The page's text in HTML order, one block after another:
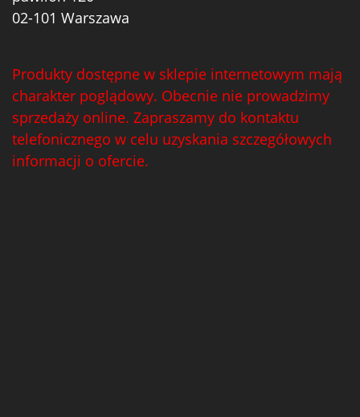
02-101 Warszawa
Produkty dostępne w sklepie internetowym mają
charakter poglądowy. Obecnie nie prowadzimy
sprzedaży online. Zapraszamy do kontaktu
telefonicznego w celu uzyskania szczegółowych
informacji o ofercie.